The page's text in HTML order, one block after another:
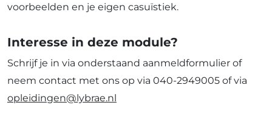
voorbeelden en je eigen casuïstiek.
Interesse in deze module?
Schrijf je in via onderstaand aanmeldformulier of
neem contact met ons op via 040-2949005 of via
opleidingen@lybrae.nl